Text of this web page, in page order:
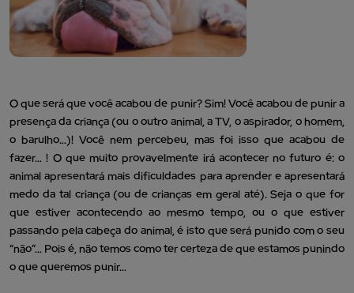
O que será que você acabou de punir? Sim! Você acabou de punir a
presença da criança (ou o outro animal, a TV, o aspirador, o homem,
o barulho…)! Você nem percebeu, mas foi isso que acabou de
fazer… ! O que muito provavelmente irá acontecer no futuro é: o
animal apresentará mais dificuldades para aprender e apresentará
medo da tal criança (ou de crianças em geral até). Seja o que for
que estiver acontecendo ao mesmo tempo, ou o que estiver
passando pela cabeça do animal, é isto que será punido com o seu
“não”… Pois é, não temos como ter certeza de que estamos punindo
o que queremos punir…